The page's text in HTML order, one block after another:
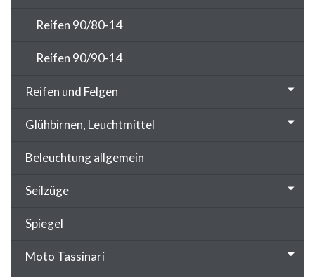
Reifen 90/80-14
Reifen 90/90-14
Reifen und Felgen
Glühbirnen, Leuchtmittel
Beleuchtung allgemein
Seilzüge
Spiegel
Moto Tassinari